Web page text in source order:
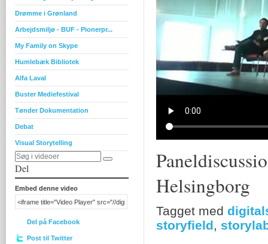
Drømme i Grønland
Arbejdsmiljø - BUF - Pionerpr...
My Family on Skype
Humlebæk Bibliotek
Alfa Laval
Buster Mediefestival
Tønder Dokumentation
Debat
Visual Storytelling
Del
Embed denne video
Del på Facebook
Post til Twitter
Helsingborg
Tagget med
storyfield,